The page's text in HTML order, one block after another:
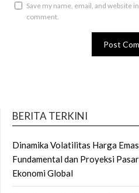
Save my name, email, and website
comment.
BERITA TERKINI
Dinamika Volatilitas Harga
Fundamental dan Proyeksi
Ekonomi Global